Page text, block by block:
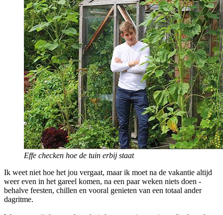
Effe checken hoe de tuin erbij staat
Ik weet niet hoe het jou vergaat, maar ik moet na de vakantie altijd
weer even in het gareel komen, na een paar weken niets doen -
behalve feesten, chillen en vooral genieten van een totaal ander
dagritme.